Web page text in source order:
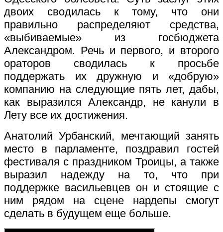
двоих сводилась к тому, что они
правильно распределяют средства,
«выбиваемые» из госбюджета
Александром. Речь и первого, и второго
ораторов сводилась к просьбе
поддержать их дружную и «добрую»
компанию на следующие пять лет, дабы,
как выразился Александр, не канули в
Лету все их достижения.
Анатолий Урбанский, мечтающий занять
место в парламенте, поздравил гостей
фестиваля с праздником Троицы, а также
выразил надежду на то, что при
поддержке васильевцев он и стоящие с
ним рядом на сцене нардепы смогут
сделать в будущем еще больше.